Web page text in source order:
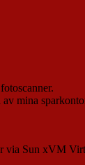
mina
via Sun xVM